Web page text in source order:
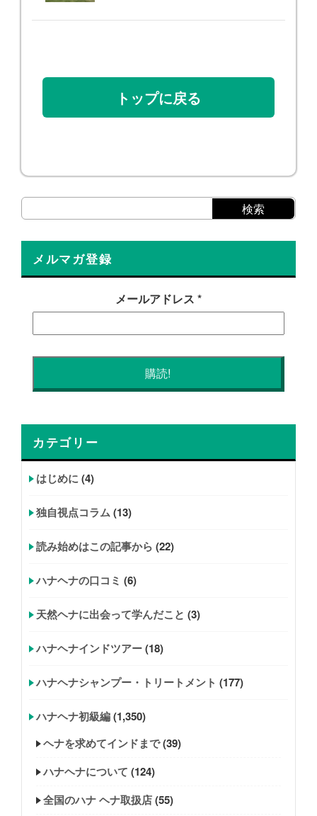
トップに戻る
メルマガ登録
メールアドレス *
カテゴリー
はじめに(4)
独自視点コラム(13)
読み始めはこの記事から (22)
ハナヘナの口コミ (6)
天然ヘナに出会って学んだこと (3)
ハナヘナインドツアー(18)
ハナヘナシャンプー・トリートメント (177)
ハナヘナ初級編(1,350)
ヘナを求めてインドまで(39)
ハナヘナについて (124)
全国のハナ ヘナ取扱店(55)